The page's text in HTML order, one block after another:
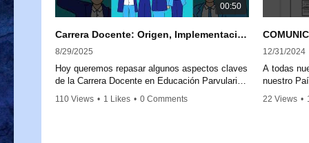
00:50
Carrera Docente: Origen, Implementación y Próximos Pasos
8/29/2025
Hoy queremos repasar algunos aspectos claves
de la Carrera Docente en Educación Parvularia,
110 Views • 1 Likes • 0 Comments
12/31/2024
A todas
nuestro
22 Views •